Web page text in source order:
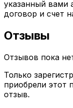
указанный вами
договор и счет
Отзывы
Отзывов пока
Только
приобрели этот
отзыв.